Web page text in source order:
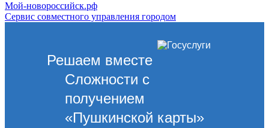
Мой-новороссийск.рф
Сервис совместного управления городом
Решаем вместе
Сложности с
получением
«Пушкинской карты»